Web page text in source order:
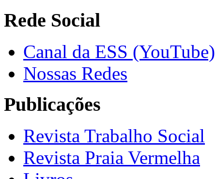
Rede Social
Canal da ESS (YouTube)
Nossas Redes
Publicações
Revista Trabalho Social
Revista Praia Vermelha